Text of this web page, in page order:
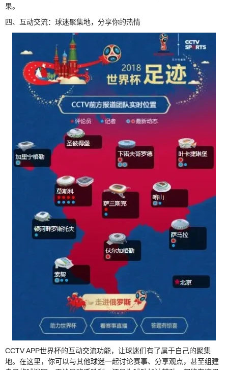
果。
四、互动交流：球迷聚集地，分享你的热情
CCTV APP世界杯的互动交流功能，让球迷们有了属于自己的聚集
地。在这里，你可以与其他球迷一起讨论赛事、分享观点，甚至组建